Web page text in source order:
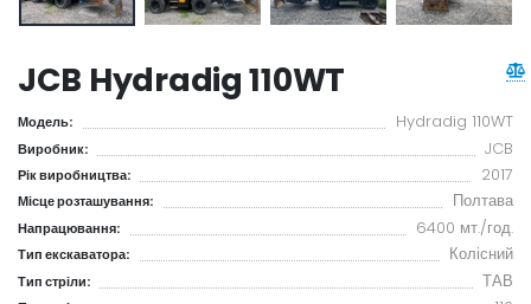
JCB Hydradig 110WT
Модель: Hydradig 110WT
Виробник: JCB
Рік виробництва: 2017
Місце розташування: Полтава
Напрацювання: 6400 мт./год.
Тип екскаватора: Колісний
Тип стріли: ТАВ